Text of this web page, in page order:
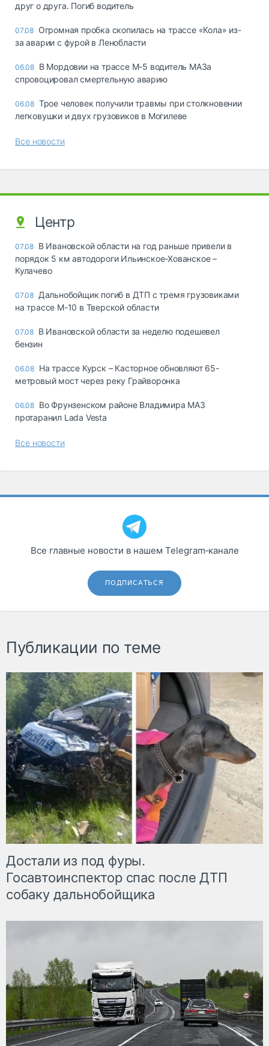
друг о друга. Погиб водитель
07.08 Огромная пробка скопилась на трассе «Кола» из-
за аварии с фурой в Ленобласти
06.08 В Мордовии на трассе М-5 водитель МАЗа
спровоцировал смертельную аварию
06.08 Трое человек получили травмы при столкновении
легковушки и двух грузовиков в Могилеве
Все новости
Центр
07.08 В Ивановской области на год раньше привели в
порядок 5 км автодороги Ильинское-Хованское –
Кулачево
07.08 Дальнобойщик погиб в ДТП с тремя грузовиками
на трассе М-10 в Тверской области
07.08 В Ивановской области за неделю подешевел
бензин
06.08 На трассе Курск – Касторное обновляют 65-
метровый мост через реку Грайворонка
06.08 Во Фрунзенском районе Владимира МАЗ
протаранил Lada Vesta
Все новости
Все главные новости в нашем Telegram‑канале
ПОДПИСАТЬСЯ
Публикации по теме
Достали из под фуры.
Госавтоинспектор спас после ДТП
собаку дальнобойщика